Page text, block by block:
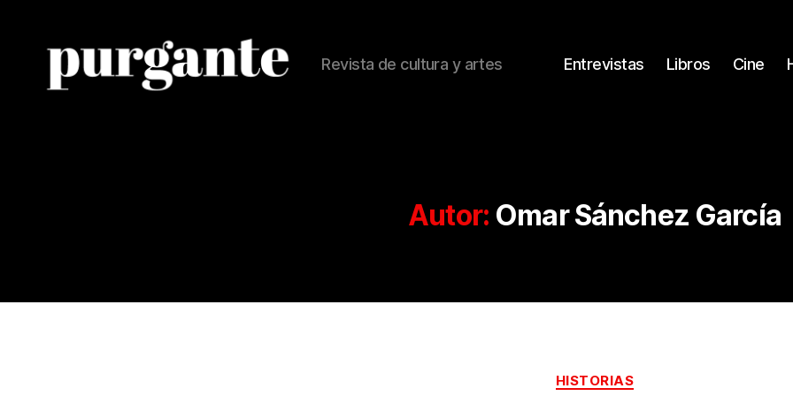
Revista de cultura y artes Entrevistas Libros Cine
Autor: Omar Sánchez García
Categorías
HISTORIAS